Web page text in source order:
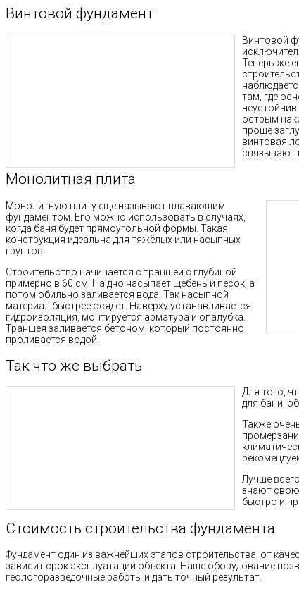
Винтовой фундамент
Винтовой
Теперь же
там, где
острым
проще
винтовая
связывают
Монолитная плита
Монолитную плиту еще называют плавающим
фундаментом. Его можно использовать в случаях,
когда баня будет прямоугольной формы. Такая
конструкция идеальна для тяжёлых или насыпных
грунтов.
Строительство начинается с траншеи с глубиной
примерно в 60 см. На дно насыпает щебень и песок, а
потом обильно заливается вода. Так насыпной
материал быстрее осядет. Наверху устанавливается
гидроизоляция, монтируется арматура и опалубка.
Траншея заливается бетоном, который постоянно
проливается водой.
Так что же выбрать
Для того,
для бани,
Также
Лучше
знают свою
быстро и
Стоимость строительства фундамента
Фундамент один из важнейших этапов строительства, от
зависит срок эксплуатации объекта. Наше оборудование
геологоразведочные работы и дать точный результат.